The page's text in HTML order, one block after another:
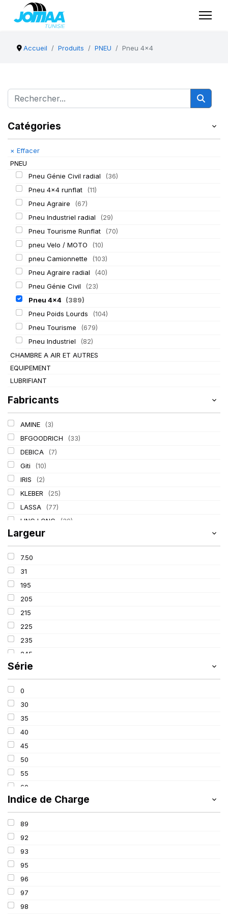
Accueil Produits PNEU Pneu 4x4
Catégories
× Effacer
PNEU
Pneu Génie Civil radial
(36)
Pneu 4x4 runflat
(11)
Pneu Agraire
(67)
Pneu Industriel radial
(29)
Pneu Tourisme Runflat
(70)
pneu Velo / MOTO
(10)
pneu Camionnette
(103)
Pneu Agraire radial
(40)
Pneu Génie Civil
(23)
Pneu 4x4 (389)
Pneu Poids Lourds
(104)
Pneu Tourisme
(679)
Pneu Industriel
(82)
CHAMBRE A AIR ET AUTRES
EQUIPEMENT
LUBRIFIANT
Fabricants
AMINE
(3)
BFGOODRICH
(33)
DEBICA
(7)
Giti
(10)
IRIS
(2)
KLEBER
(25)
LASSA
(77)
LING LONG
(39)
MICHELIN
PIRELLI (110)
TIGAR
Largeur
7.50
31
195
205
215
225
235
245
255
265
275
285
295
305
315
325
Série
0
30
35
40
45
50
55
60
65
70
75
80
85
100
Indice de Charge
89
92
93
95
96
97
98